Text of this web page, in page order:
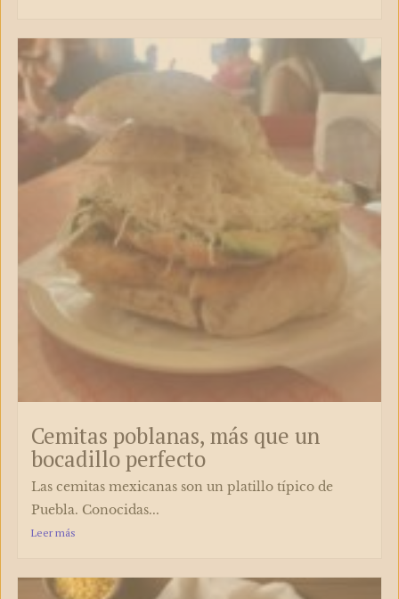
Cemitas poblanas, más que un
bocadillo perfecto
Las cemitas mexicanas son un platillo típico de
Puebla. Conocidas...
Leer más